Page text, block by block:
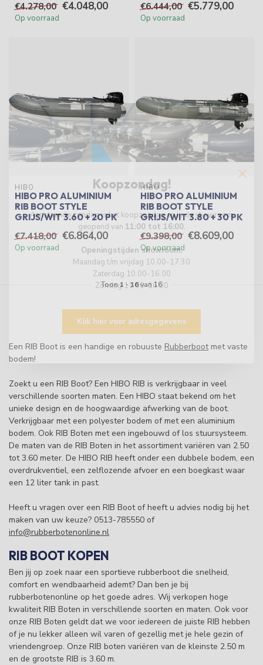
€4.278,00 €4.048,00
Op voorraad
€6.444,00 €5.779,00
Op voorraad
HIBO
HIBO PRO ALUMINIUM
RIB BOOT STYLE
GRIJS/WIT 3.60 + 20 PK
€7.418,00 €6.864,00
Op voorraad
HIBO
HIBO PRO ALUMINIUM
RIB BOOT STYLE
GRIJS/WIT 3.80 + 30 PK
€9.398,00 €8.609,00
Op voorraad
Toon1-16van 16
Een RIB Boot is een handige en robuuste Rubberbootmet vaste
bodem!
Zoekt u een RIB Boot? Een HIBO RIB is verkrijgbaar in veel
verschillende soorten maten. Een HIBO staat bekend om het
unieke design en de hoogwaardige afwerking van de boot.
Verkrijgbaar met een polyester bodem of met een aluminium
bodem. Ook RIB Boten met een ingebouwd of los stuursysteem.
De maten van de RIB Boten in het assortiment variëren van 2.50
tot 3.60 meter. De HIBO RIB heeft onder een dubbele bodem, een
overdrukventiel, een zelflozende afvoer en een boegkast waar
een 12 liter tank in past.
Heeft u vragen over een RIB Boot of heeft u advies nodig bij het
maken van uw keuze? 0513-785550 of
info@rubberbotenonline.nl
RIB BOOT KOPEN
Ben jij op zoek naar een sportieve rubberboot die snelheid,
comfort en wendbaarheid ademt? Dan ben je bij
rubberbotenonline op het goede adres. Wij verkopen hoge
kwaliteit RIB Boten in verschillende soorten en maten. Ook voor
onze RIB Boten geldt dat we voor iedereen de juiste RIB hebben
of je nu lekker alleen wil varen of gezellig met je hele gezin of
vriendengroep. Onze RIB boten variëren van de kleinste 2.50 m
en de grootste RIB is 3.60 m.
Koopzondag!
Aanstaande zondag is het koopzondag en is de showroom
geopend van 11:00 tot 16:00.
Openingstijden showroom:
Maandag t/m vrijdag 10.00-17.30
Zaterdag 10.00-16.00
Zondag 11.00-16.00
Klik hier voor adresgegevens